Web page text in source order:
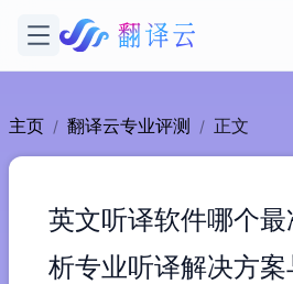
主页 / 翻译云专业评测 / 正文
英文听译软件哪个
析专业听译解决方